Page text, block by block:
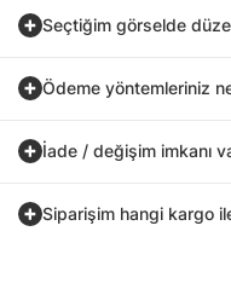
Seçtiğim görselde
Ödeme yöntemleriniz
İade / değişim imkanı
Siparişim hangi kargo